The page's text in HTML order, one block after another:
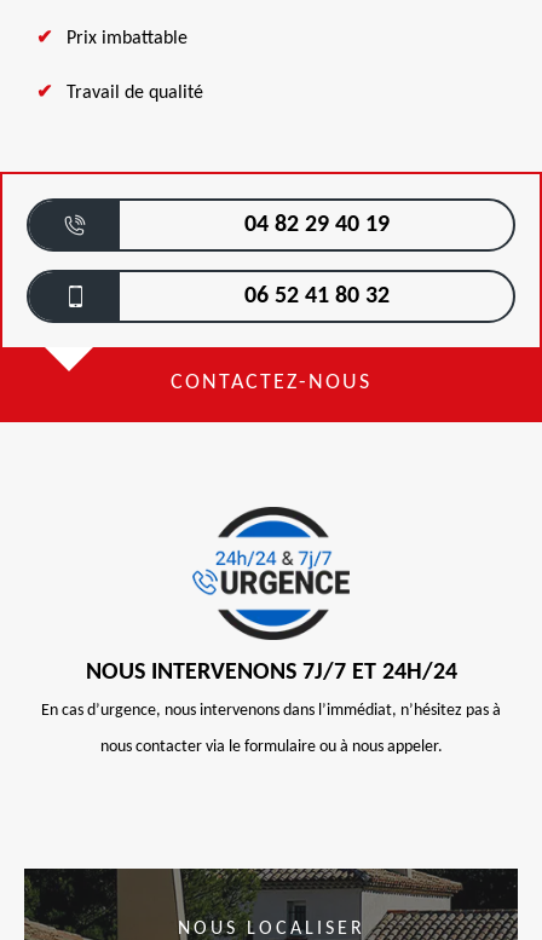
Prix imbattable
Travail de qualité
04 82 29 40 19
06 52 41 80 32
CONTACTEZ-NOUS
NOUS INTERVENONS 7J/7 ET 24H/24
En cas d’urgence, nous intervenons dans l’immédiat, n’hésitez pas à
nous contacter via le formulaire ou à nous appeler.
NOUS LOCALISER